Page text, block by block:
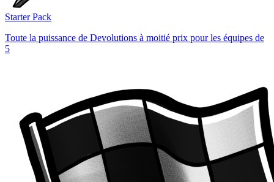
Starter Pack
Toute la puissance de Devolutions à moitié prix pour les équipes de
5